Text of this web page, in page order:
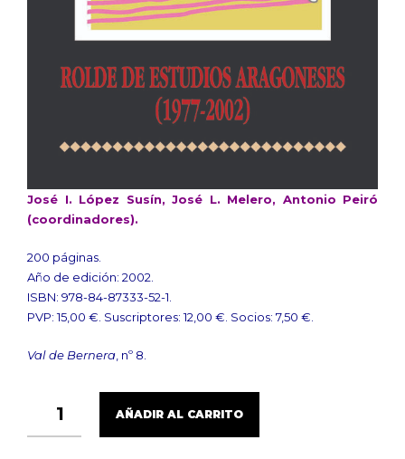
José I. López Susín, José L. Melero, Antonio Peiró
(coordinadores).
200 páginas.
Año de edición: 2002.
ISBN: 978-84-87333-52-1.
PVP: 15,00 €. Suscriptores: 12,00 €. Socios: 7,50 €.
Val de Bernera, nº 8.
ESTUDIOS
AÑADIR AL CARRITO